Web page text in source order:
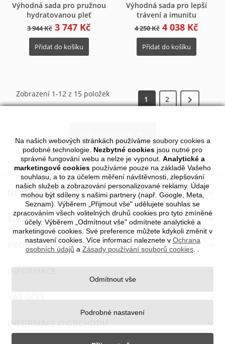
Výhodná sada pro pružnou
hydratovanou pleť
3 944 Kč 3 747 Kč
Přidat do košíku
Výhodná sada pro lepší
trávení a imunitu
4 250 Kč 4 038 Kč
Přidat do košíku
Zobrazení 1-12 z 15 položek
1 2 
NEWSLETTER 
SLEDUJTE NÁS NA SÍTÍCH 
PRODUKTY
INFORMACE 
VÁŠ ÚČET 
INFORMACE O OBCHODU 
Na našich webových stránkách používáme soubory cookies a
podobné technologie. Nezbytné cookies jsou nutné pro
správné fungování webu a nelze je vypnout. Analytické a
marketingové cookies používáme pouze na základě Vašeho
souhlasu, a to za účelem měření návštěvnosti, zlepšování
našich služeb a zobrazování personalizované reklamy. Údaje
mohou být sdíleny s našimi partnery (např. Google, Meta,
Seznam). Výběrem „Přijmout vše" udělujete souhlas se
zpracováním všech volitelných druhů cookies pro tyto zmíněné
účely. Výběrem „Odmítnout vše" odmítnete analytické a
marketingové cookies. Své preference můžete kdykoli změnit v
nastavení cookies. Více informací naleznete v Ochrana
osobních údajů a Zásady používání souborů cookies
Odmítnout vše
Podrobné nastavení